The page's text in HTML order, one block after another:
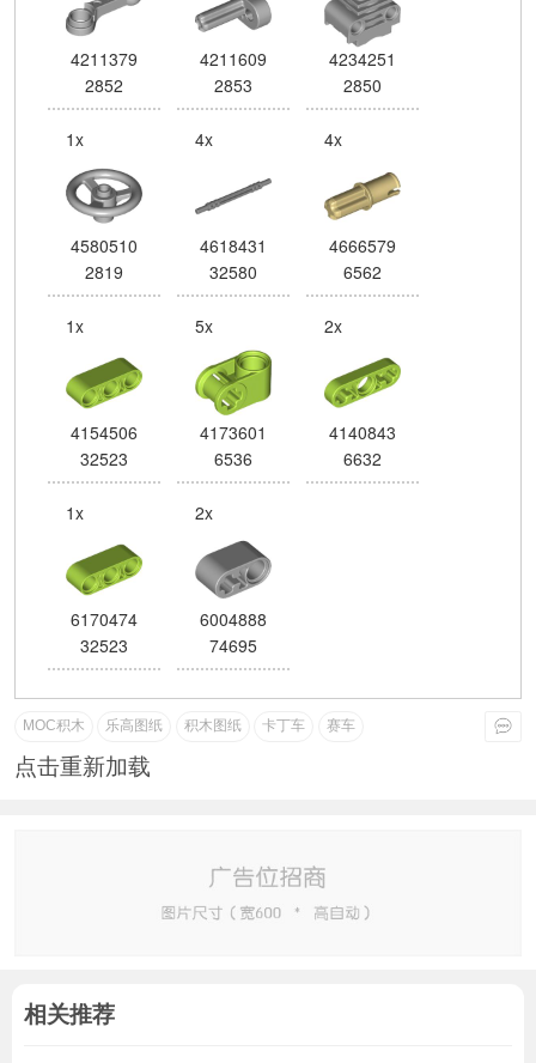
4211379
2852
4211609
2853
4234251
2850
1x
4580510
2819
4x
4618431
32580
4x
4666579
6562
1x
4154506
32523
5x
4173601
6536
2x
4140843
6632
1x
6170474
32523
2x
6004888
74695
MOC积木 乐高图纸 积木图纸 卡丁车 赛车
点击重新加载
相关推荐